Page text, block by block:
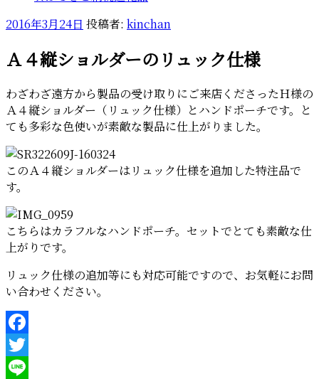
投
日:
2016年3月24日 投稿者: kinchan
Ａ４縦ショルダーのリュック仕様
わざわざ遠方から製品の受け取りにご来店くださったＨ様の
Ａ４縦ショルダー（リュック仕様）とハンドポーチです。と
ても多彩な色使いが素敵な製品に仕上がりました。
このＡ４縦ショルダーはリュック仕様を追加した特注品で
す。
こちらはカラフルなハンドポーチ。セットでとても素敵な仕
上がりです。
リュック仕様の追加等にも対応可能ですので、お気軽にお問
い合わせください。
Facebook
Twitter